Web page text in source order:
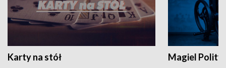
Karty na stół Magiel